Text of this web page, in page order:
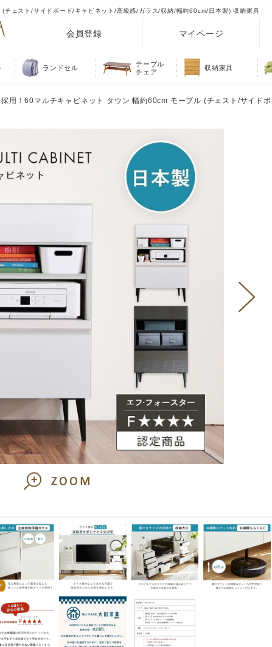
ェスト/サイドボード/キャビネット/高級感/ガラス/収納/幅約60cm/日本製) 収納家具
会員登録 マイページ
ランドセル
テーブル
チェア
収納家具
用！60マルチキャビネット タウン 幅約60cm モーブル (チェスト/サイド